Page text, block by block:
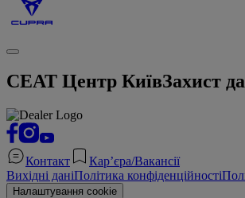
СЕАТ Центр КиївЗахист
Контакт
Кар’єра/Вакансії
Вихідні даніПолітика конфіденційності
Налаштування cookie